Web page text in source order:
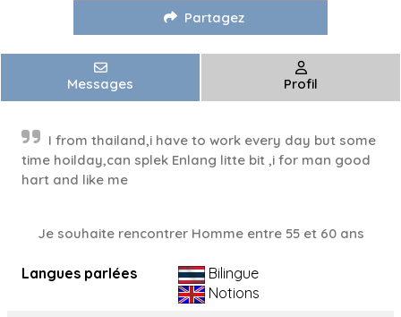
Partagez
Messages Profil
I from thailand,i have to work every day but some
time hoilday,can splek Enlang litte bit ,i for man good
hart and like me
Je souhaite rencontrer Homme entre 55 et 60 ans
Langues parlées
Bilingue
Notions